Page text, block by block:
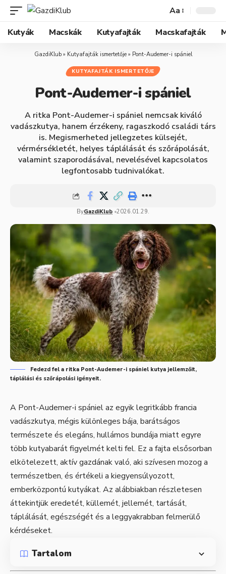
Aa
Kutyák
Macskák Kutyafajták Macskafajták
GazdiKlub» Kutyafajták ismertetője» Pont-Audemer-i spániel
KUTYAFAJTÁK ISMERTETŐJE
Pont-Audemer-i spániel
A ritka Pont-Audemer-i spániel nemcsak kiváló
vadászkutya, hanem érzékeny, ragaszkodó családi társ
is. Megismerheted jellegzetes külsejét,
vérmérsékletét, helyes táplálását és szőrápolását,
valamint szaporodásával, nevelésével kapcsolatos
legfontosabb tudnivalókat.
ByGazdiKlub 2026.01.29.
Fedezd fel a ritka Pont-Audemer-i spániel kutya jellemzőit,
táplálási és szőrápolási igényeit.
A Pont-Audemer-i spániel az egyik legritkább francia
vadászkutya, mégis különleges bája, barátságos
természete és elegáns, hullámos bundája miatt egyre
több kutyabarát figyelmét kelti fel. Ez a fajta elsősorban
elkötelezett, aktív gazdának való, aki szívesen mozog a
természetben, és értékeli a kiegyensúlyozott,
emberközpontú kutyákat. Az alábbiakban részletesen
áttekintjük eredetét, küllemét, jellemét, tartását,
táplálását, egészségét és a leggyakrabban felmerülő
kérdéseket.
Tartalom